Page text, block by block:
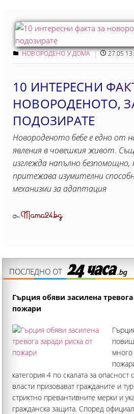
НОВОРОДЕНО У ДОМА 27.05
10 ИНТЕРЕСНИ
НОВОРОДЕНОТО,
ПОДОЗИРАТЕ
Новороденото бебе е едно от
явления в човешкия живот.
изглежда напълно
притежава изумителни
механизми за адаптация
ОтMama24.bg
ПОСЛЕДНО ОТ
Гърция обяви засилена
пожари
много
категория 4 по скалата за опасност
власти призовават гражданите и
стриктно превантивните мерки и
гражданска защита. Според